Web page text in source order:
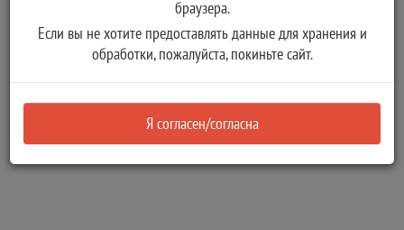
браузера.
Если вы не хотите предоставлять данные для хранения и
обработки, пожалуйста, покиньте сайт.
Я согласен/согласна